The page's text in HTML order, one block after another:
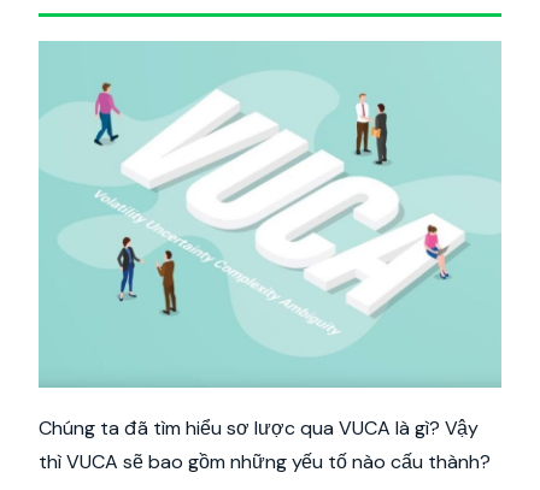
Chúng ta đã tìm hiểu sơ lược qua VUCA là gì? Vậy
thì VUCA sẽ bao gồm những yếu tố nào cấu thành?